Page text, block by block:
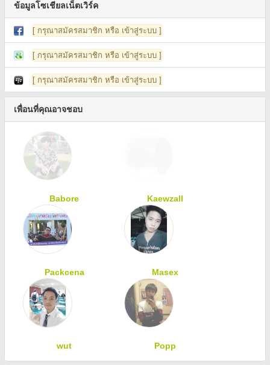
ข้อมูลโซเชียลเน็ตเวิร์ค
[ กรุณาสมัครสมาชิก หรือ เข้าสู่ระบบ ]
[ กรุณาสมัครสมาชิก หรือ เข้าสู่ระบบ ]
[ กรุณาสมัครสมาชิก หรือ เข้าสู่ระบบ ]
เพื่อนที่คุณอาจชอบ
Babore Kaewzall
Packcena Masex
wut Popp